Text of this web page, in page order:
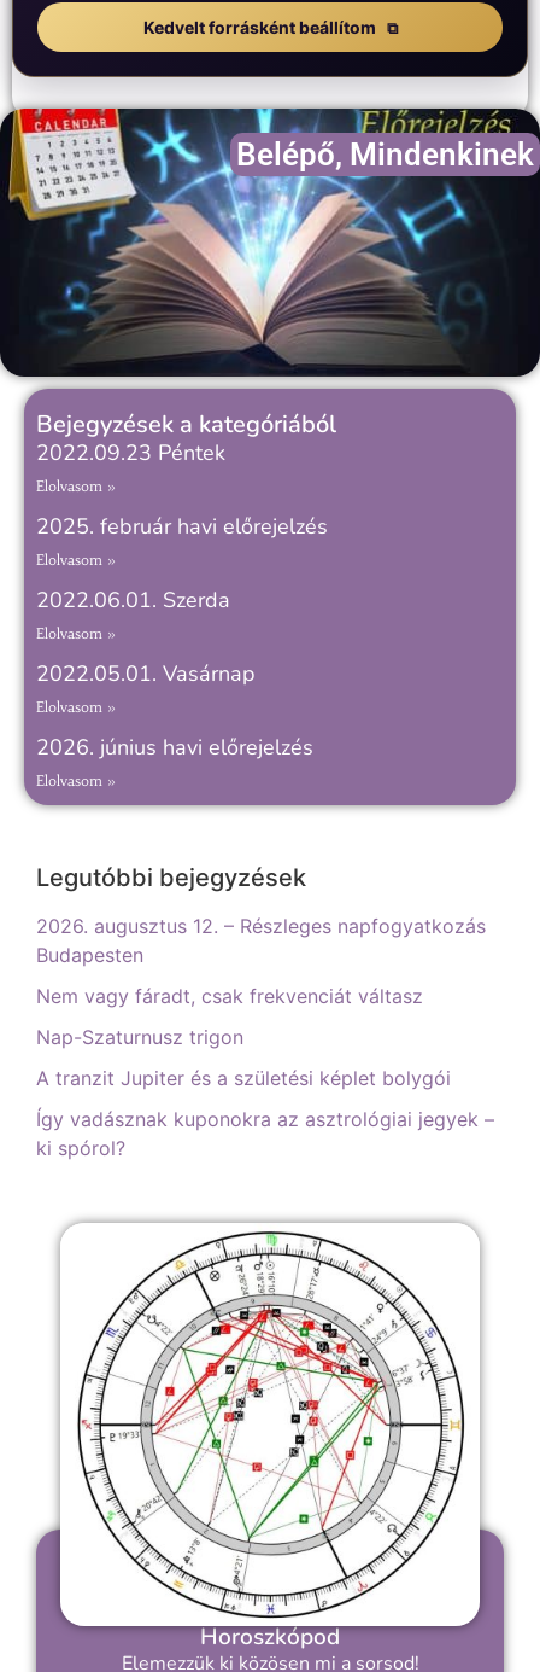
Kedvelt forrásként beállítom
Belépő, Mindenkinek
Bejegyzések a kategóriából
2022.09.23 Péntek
Elolvasom »
2025. február havi előrejelzés
Elolvasom »
2022.06.01. Szerda
Elolvasom »
2022.05.01. Vasárnap
Elolvasom »
2026. június havi előrejelzés
Elolvasom »
Legutóbbi bejegyzések
2026. augusztus 12. – Részleges napfogyatkozás
Budapesten
Nem vagy fáradt, csak frekvenciát váltasz
Nap-Szaturnusz trigon
A tranzit Jupiter és a születési képlet bolygói
Így vadásznak kuponokra az asztrológiai jegyek –
ki spórol?
Horoszkópod
Elemezzük ki közösen mi a sorsod!